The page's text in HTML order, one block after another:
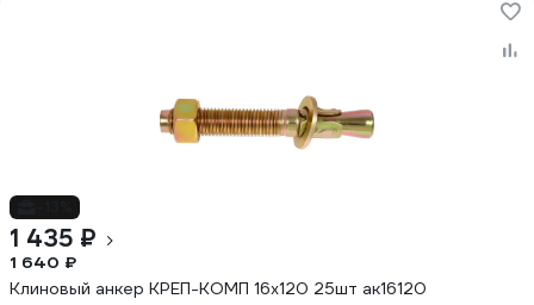
1 435 ₽
1 640 ₽
Клиновый анкер КРЕП-КОМП 16х120 25шт ак16120